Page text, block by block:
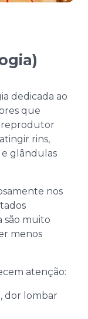
dedicada ao
que
reprodutor
rins,
glândulas
nos
são muito
menos
atenção:
dor lombar